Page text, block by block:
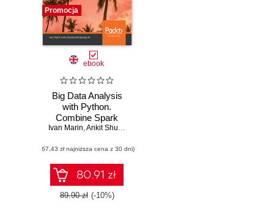
Promocja
ebook
Big Data Analysis
with Python.
Combine Spark
and Python to
of parallel
computing and
machine learning
Ivan Marin,Ankit Shukla
(67,43 zł najniższa cena z 30 dni)
80.91 zł
89.90 zł (-10%)